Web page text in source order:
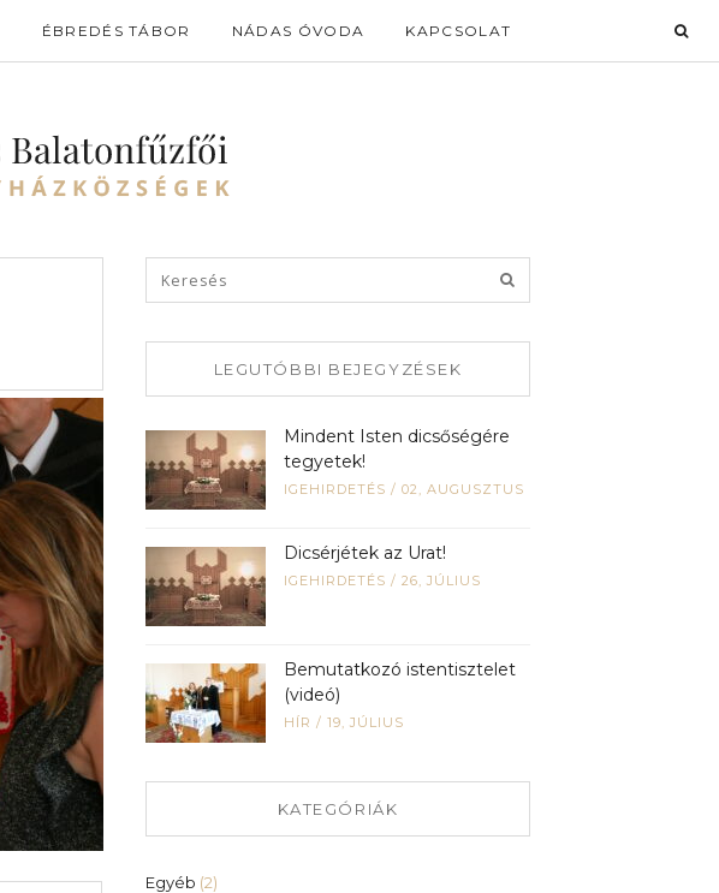
ÉBREDÉS TÁBOR NÁDAS ÓVODA KAPCSOLAT
LEGUTÓBBI BEJEGYZÉSEK
Mindent Isten dicsőségére
tegyetek!
IGEHIRDETÉS / 02, AUGUSZTUS
Dicsérjétek az Urat!
IGEHIRDETÉS / 26, JÚLIUS
Bemutatkozó istentisztelet
(videó)
HÍR / 19, JÚLIUS
KATEGÓRIÁK
Egyéb (2)